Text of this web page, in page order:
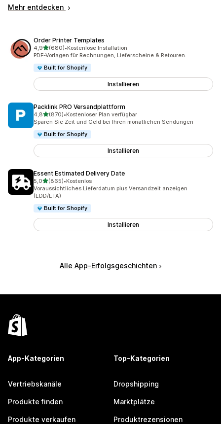
Mehr entdecken
Order Printer Templates
4,9von 5 Sternen
(680)
680 Rezensionen insgesamt
•Kostenlose Installation
PDF-Vorlagen für Rechnungen, Lieferscheine & Retouren.
Built for Shopify
Installieren
Packlink PRO Versandplattform
4,8von 5 Sternen
(870)
870 Rezensionen insgesamt
•Kostenloser Plan verfügbar
Sparen Sie Zeit und Geld bei Ihren monatlichen Sendungen
Built for Shopify
Installieren
Essent Estimated Delivery Date
5,0von 5 Sternen
(865)
865 Rezensionen insgesamt
•Kostenlos
Voraussichtliches Lieferdatum plus Versandzeit anzeigen
(EDD/ETA)
Built for Shopify
Installieren
Alle App-Erfolgsgeschichten
App-Kategorien
Vertriebskanäle
Produkte finden
Produkte verkaufen
Top-Kategorien
Dropshipping
Marktplätze
Produktrezensionen